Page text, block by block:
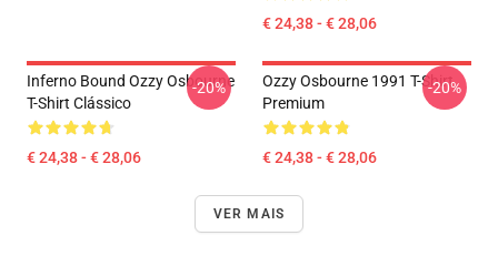
€ 24,38 - € 28,06
Inferno Bound Ozzy Osbourne
T-Shirt Clássico
€ 24,38 - € 28,06
-20%
Ozzy Osbourne 1991 T-Shirt
Premium
€ 24,38 - € 28,06
-20%
VER MAIS